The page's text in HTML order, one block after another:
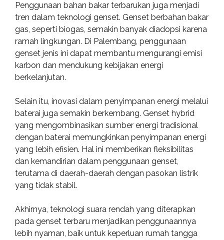
Penggunaan bahan bakar terbarukan juga menjadi
tren dalam teknologi genset. Genset berbahan bakar
gas, seperti biogas, semakin banyak diadopsi karena
ramah lingkungan. Di Palembang, penggunaan
genset jenis ini dapat membantu mengurangi emisi
karbon dan mendukung kebijakan energi
berkelanjutan.
Selain itu, inovasi dalam penyimpanan energi melalui
baterai juga semakin berkembang. Genset hybrid
yang mengombinasikan sumber energi tradisional
dengan baterai memungkinkan penyimpanan energi
yang lebih efisien. Hal ini memberikan fleksibilitas
dan kemandirian dalam penggunaan genset,
terutama di daerah-daerah dengan pasokan listrik
yang tidak stabil.
Akhirnya, teknologi suara rendah yang diterapkan
pada genset terbaru menjadikan penggunaannya
lebih nyaman, baik untuk keperluan rumah tangga